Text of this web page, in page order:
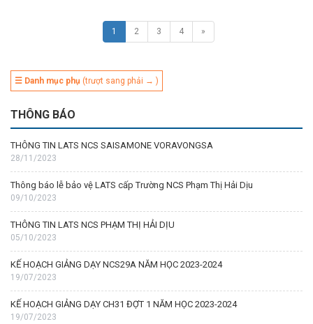
1 2 3 4 »
☰ Danh mục phụ (trượt sang phải → )
THÔNG BÁO
THÔNG TIN LATS NCS SAISAMONE VORAVONGSA
28/11/2023
Thông báo lễ bảo vệ LATS cấp Trường NCS Phạm Thị Hải Dịu
09/10/2023
THÔNG TIN LATS NCS PHẠM THỊ HẢI DỊU
05/10/2023
KẾ HOẠCH GIẢNG DẠY NCS29A NĂM HỌC 2023-2024
19/07/2023
KẾ HOẠCH GIẢNG DẠY CH31 ĐỢT 1 NĂM HỌC 2023-2024
19/07/2023